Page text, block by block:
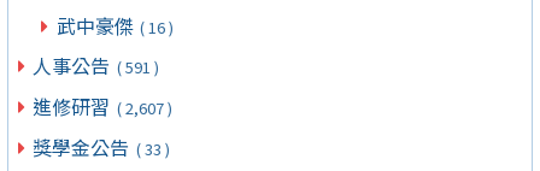
武中豪傑 ( 16 )
人事公告 ( 591 )
進修研習 ( 2,607 )
獎學金公告 ( 33 )